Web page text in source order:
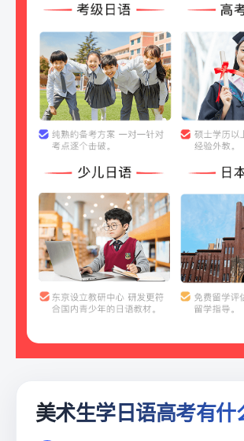
美术生学日语高考有什